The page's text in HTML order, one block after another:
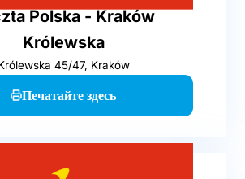
Polska - Kraków
Królewska
45/47, Kraków
Печатайте здесь